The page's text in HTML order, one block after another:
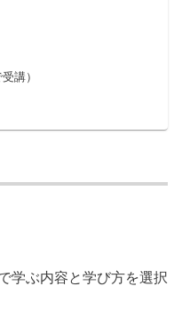
講）
学ぶ内容と学び方を選択